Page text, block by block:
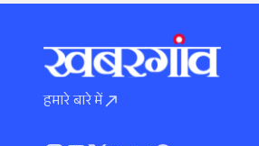
हमारे बारे में